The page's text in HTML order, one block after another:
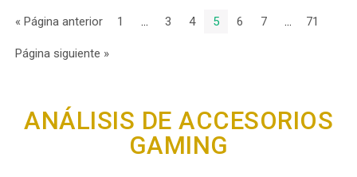
« Página anterior 1 … 3 4 5 6 7 … 71
Página siguiente »
ANÁLISIS DE ACCESORIOS
GAMING